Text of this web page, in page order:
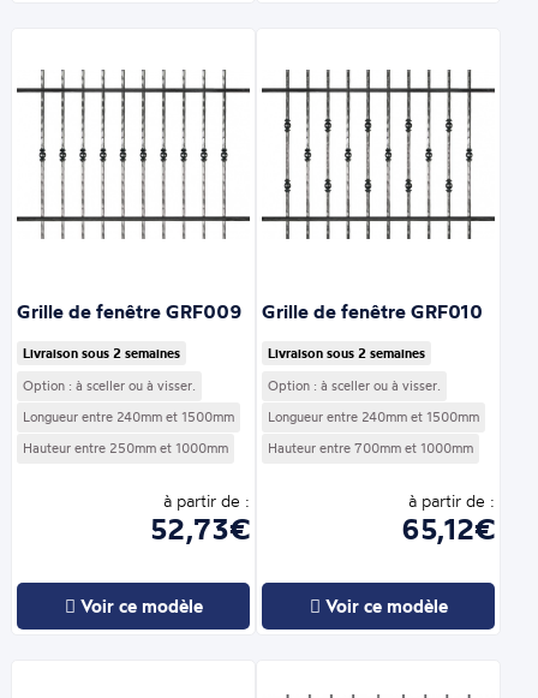
Grille de fenêtre GRF009
Livraison sous 2 semaines
Option : à sceller ou à visser.
Longueur entre 240mm et 1500mm
Hauteur entre 250mm et 1000mm
à partir de :
52,73€
Voir ce modèle
Grille de fenêtre GRF010
Livraison sous 2 semaines
Option : à sceller ou à visser.
Longueur entre 240mm et 1500mm
Hauteur entre 700mm et 1000mm
à partir de :
65,12€
Voir ce modèle